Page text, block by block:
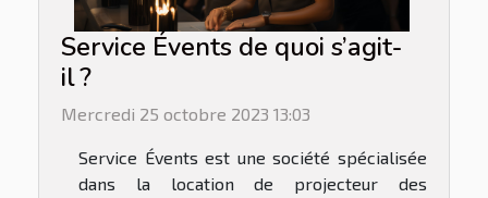
Service Évents de quoi s’agit-
il ?
Mercredi 25 octobre 2023 13:03
Service Évents est une société spécialisée
dans la location de projecteur des